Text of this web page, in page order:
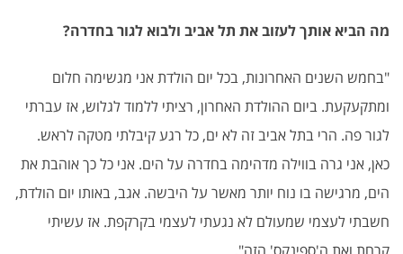
מה הביא אותך לעזוב את תל אביב ולבוא לגור בחדרה?
"בחמש השנים האחרונות, בכל יום הולדת אני מגשימה חלום
ומתקעקעת. ביום ההולדת האחרון, רציתי ללמוד לגלוש, אז עברתי
לגור פה. הרי בתל אביב זה לא ים, כל רגע קיבלתי מטקה לראש.
כאן, אני גרה בווילה מדהימה בחדרה על הים. אני כל כך אוהבת את
הים, מרגישה בו נוח יותר מאשר על היבשה. אגב, באותו יום הולדת,
חשבתי לעצמי שמעולם לא נגעתי לעצמי בקרקפת. אז עשיתי